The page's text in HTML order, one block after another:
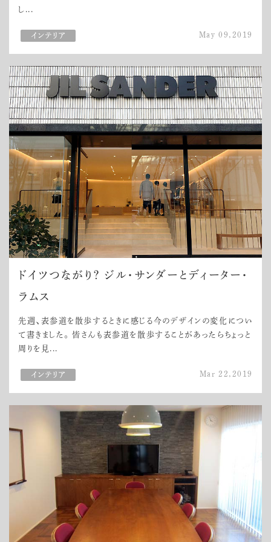
し...
May 09,2019
ドイツつながり？ ジル・サンダーとディーター・
ラムス
先週、表参道を散歩するときに感じる今のデザインの変化につい
て書きました。 皆さんも表参道を散歩することがあったらちょっと
周りを見...
Mar 22,2019